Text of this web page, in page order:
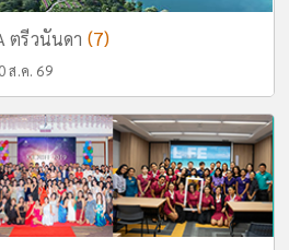
ตรีวนันดา (7)
ส.ค. 69